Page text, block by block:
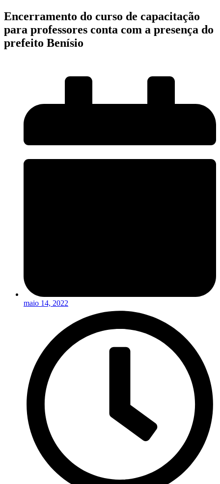
Encerramento do curso de capacitação
para professores conta com a presença do
prefeito Benísio
maio 14, 2022